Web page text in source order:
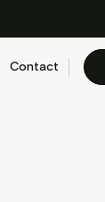
Contact